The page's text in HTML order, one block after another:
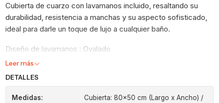
Cubierta de cuarzo con lavamanos incluido, resaltando su
durabilidad, resistencia a manchas y su aspecto sofisticado,
ideal para darle un toque de lujo a cualquier baño.
Diseño de lavamanos : Ovalado
Leer más
DETALLES
Medidas:
Cubierta: 80x50 cm (Largo x Ancho) /